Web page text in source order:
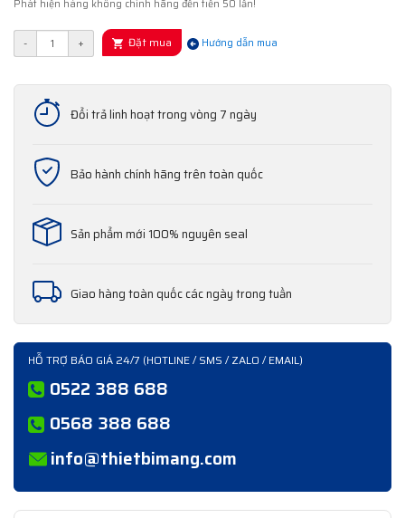
Phát hiện hàng không chính hãng đền tiền 50 lần!
- + Đặt mua Hướng dẫn mua
Đổi trả linh hoạt trong vòng 7 ngày
Bảo hành chính hãng trên toàn quốc
Sản phẩm mới 100% nguyên seal
Giao hàng toàn quốc các ngày trong tuần
HỖ TRỢ BÁO GIÁ 24/7 (HOTLINE / SMS / ZALO / EMAIL)
0522 388 688
0568 388 688
info@thietbimang.com